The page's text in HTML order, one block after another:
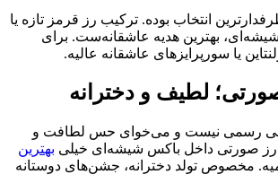
انتخاب بوده. ترکیب رز قرمز تازه یا
بهترین هدیه عاشقانه‌ست. برای
یا سورپرایزهای عاشقانه عالیه.
لطیف و دخترانه
رسمی نیست و می‌خوای حس لطافت و
رز صورتی داخل باکس شیشه‌ای خیلی بهترین
مخصوص تولد دخترانه، جشن‌های دوستانه